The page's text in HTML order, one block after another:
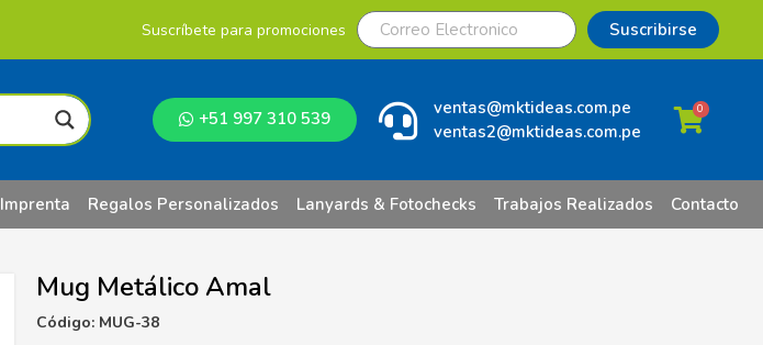
Suscríbete para promociones Suscribirse
+51 997 310 539
ventas@mktideas.com.pe
ventas2@mktideas.com.pe
0
Imprenta Regalos Personalizados Lanyards & Fotochecks Trabajos Realizados Contacto
Mug Metálico Amal
Código: MUG-38